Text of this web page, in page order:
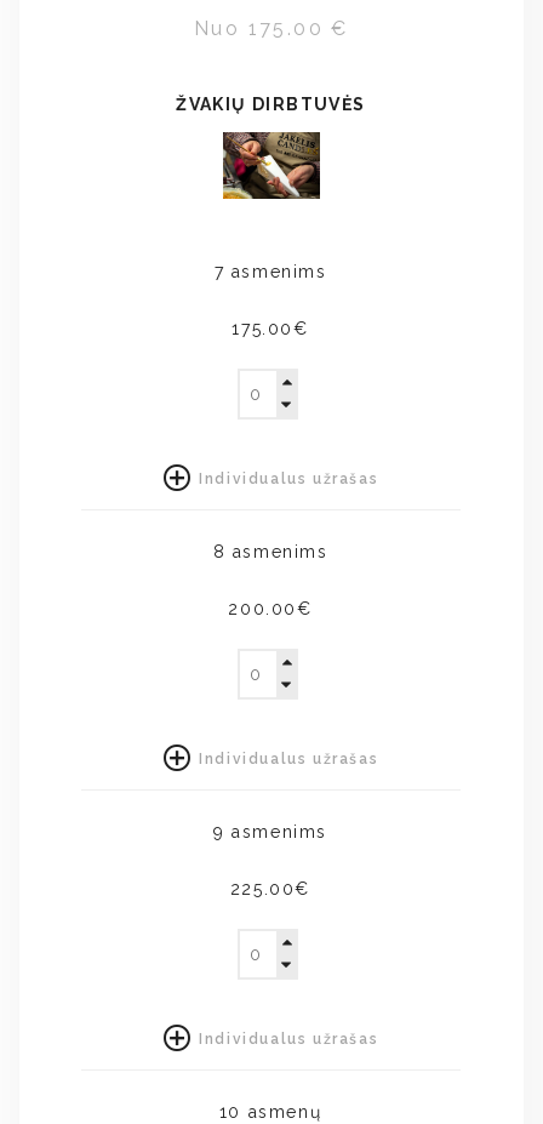
Nuo 175.00 €
ŽVAKIŲ DIRBTUVĖS
7 asmenims
175.00€
Individualus užrašas
8 asmenims
200.00€
Individualus užrašas
9 asmenims
225.00€
Individualus užrašas
10 asmenų